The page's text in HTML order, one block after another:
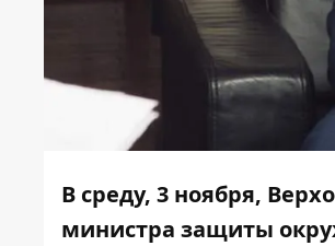
В среду, 3 ноября,
министра защиты